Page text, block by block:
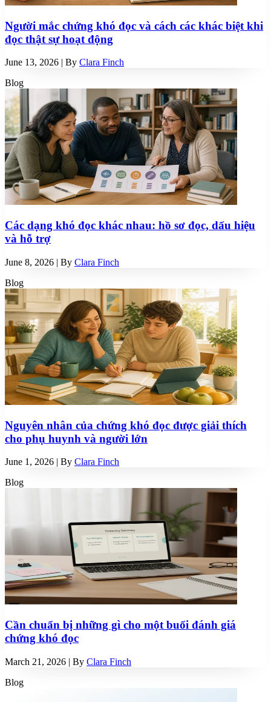
Người mắc chứng khó đọc và cách các khác biệt khi
đọc thật sự hoạt động
June 13, 2026 | By Clara Finch
Blog
Các dạng khó đọc khác nhau: hồ sơ đọc, dấu hiệu
và hỗ trợ
June 8, 2026 | By Clara Finch
Blog
Nguyên nhân của chứng khó đọc được giải thích
cho phụ huynh và người lớn
June 1, 2026 | By Clara Finch
Blog
Cần chuẩn bị những gì cho một buổi đánh giá
chứng khó đọc
March 21, 2026 | By Clara Finch
Blog